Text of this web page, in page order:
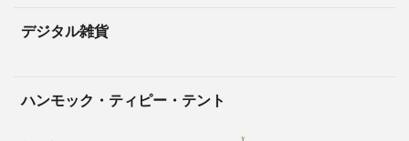
デジタル雑貨
ハンモック・ティピー・テント